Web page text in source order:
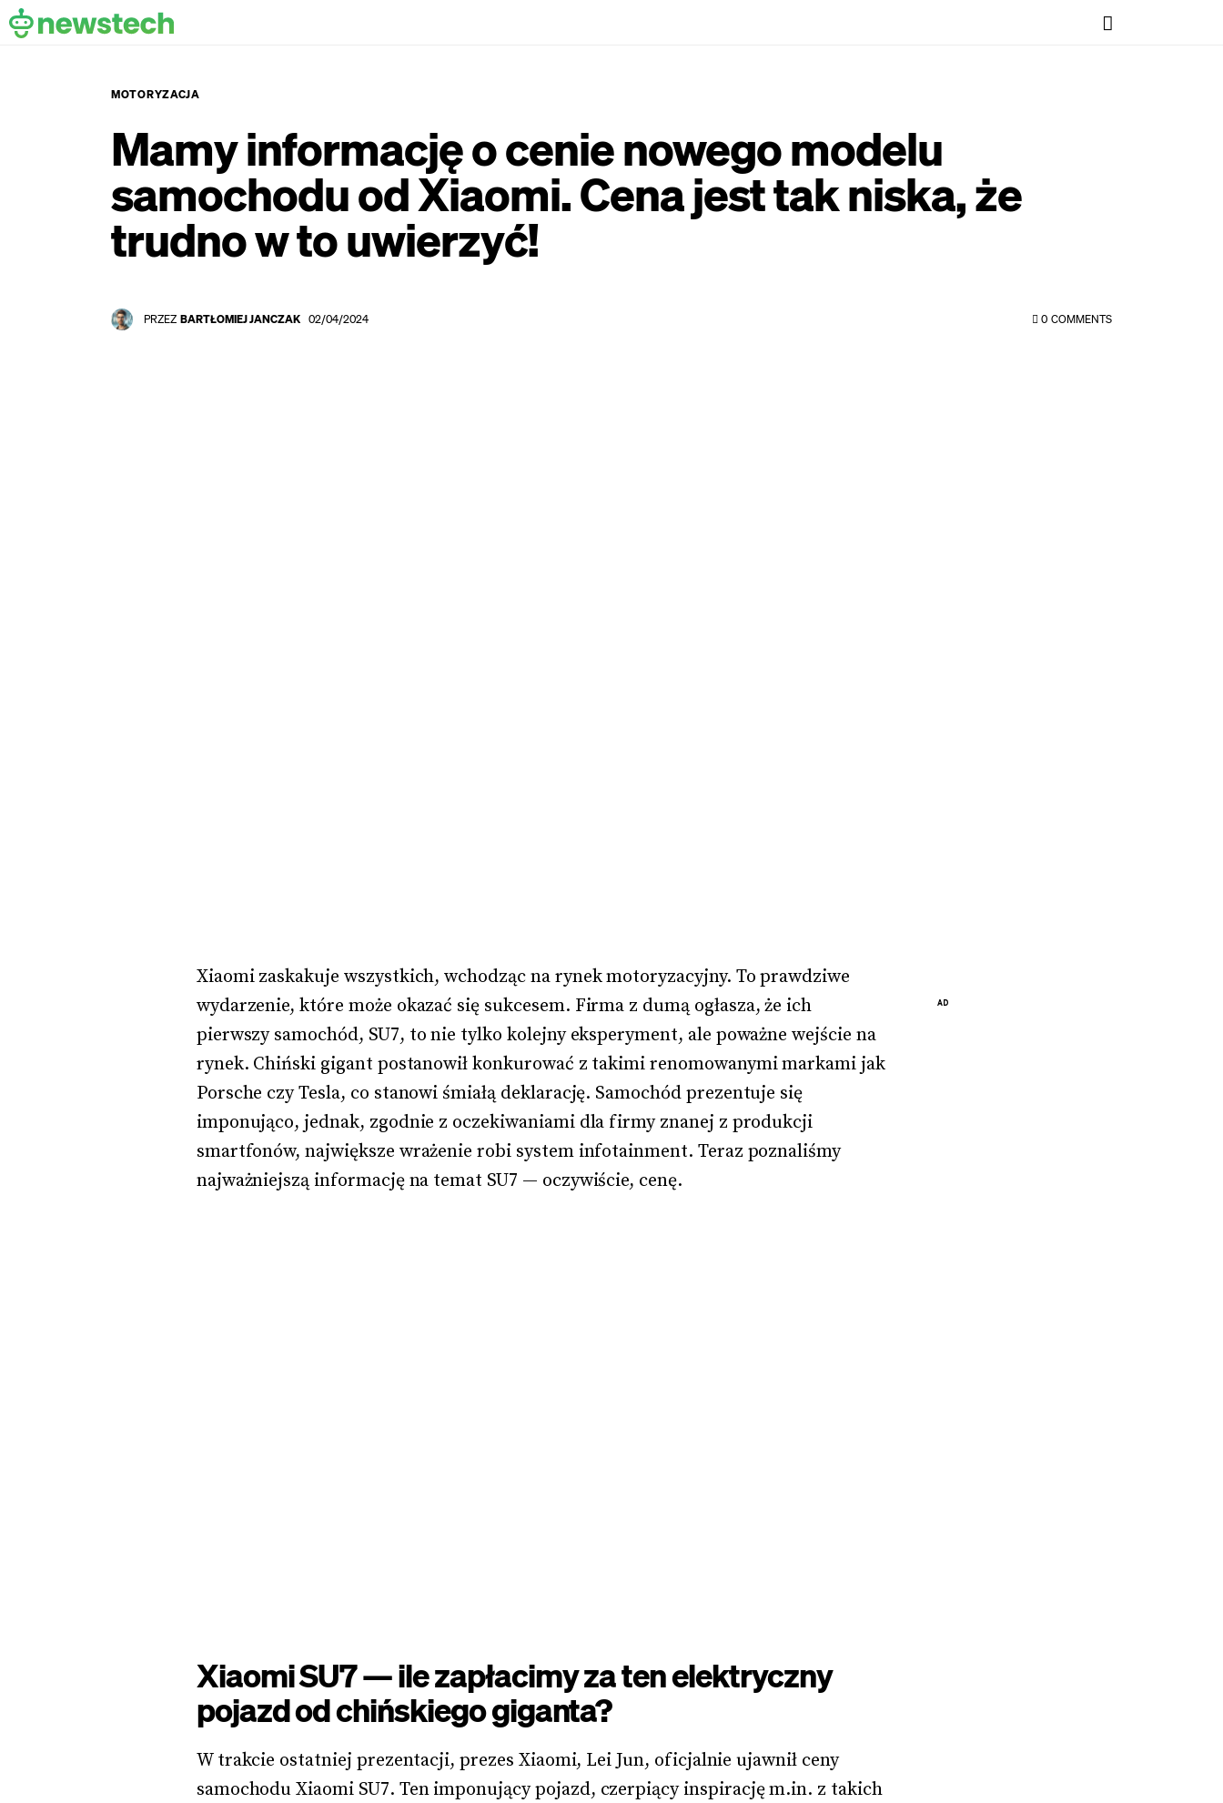
zakupów sprzętu elektronicznego, angażując
czytelników do fascynującej podróży po świecie
nowoczesnych innowacji.
Technologia
MOTORYZACJA
Mamy informację o cenie nowego modelu
samochodu od Xiaomi. Cena jest tak niska, że
trudno w to uwierzyć!
PRZEZ BARTŁOMIEJ JANCZAK 02/04/2024 0 COMMENTS
Xiaomi zaskakuje wszystkich, wchodząc na rynek motoryzacyjny. To prawdziwe
wydarzenie, które może okazać się sukcesem. Firma z dumą ogłasza, że ich
pierwszy samochód, SU7, to nie tylko kolejny eksperyment, ale poważne wejście na
rynek. Chiński gigant postanowił konkurować z takimi renomowanymi markami jak
Porsche czy Tesla, co stanowi śmiałą deklarację. Samochód prezentuje się
imponująco, jednak, zgodnie z oczekiwaniami dla firmy znanej z produkcji
smartfonów, największe wrażenie robi system infotainment. Teraz poznaliśmy
najważniejszą informację na temat SU7 — oczywiście, cenę.
Xiaomi SU7 — ile zapłacimy za ten elektryczny
pojazd od chińskiego giganta?
W trakcie ostatniej prezentacji, prezes Xiaomi, Lei Jun, oficjalnie ujawnił ceny
samochodu Xiaomi SU7. Ten imponujący pojazd, czerpiący inspirację m.in. z takich